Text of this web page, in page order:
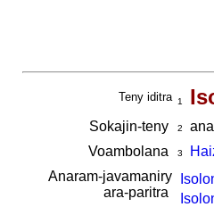
Teny iditra 1
Sokajin-teny 2
Voambolana
3
Anaram-javamaniry
ara-paritra